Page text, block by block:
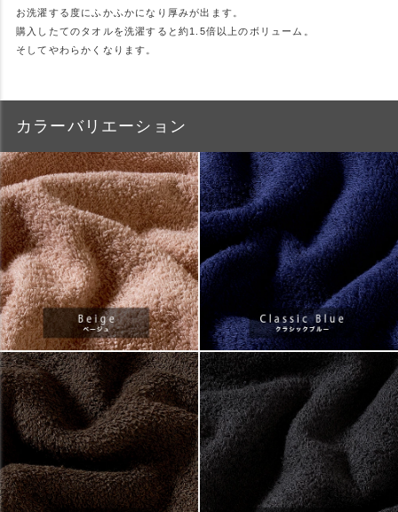
お洗濯する度にふかふかになり厚みが出ます。
購入したてのタオルを洗濯すると約1.5倍以上のボリューム。
そしてやわらかくなります。
カラーバリエーション